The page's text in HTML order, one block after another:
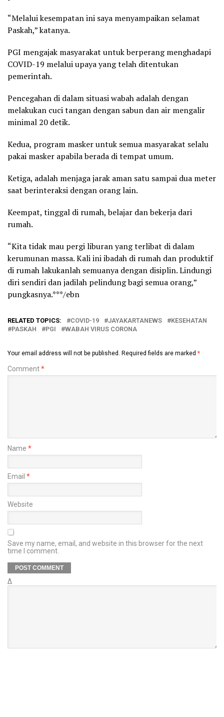
“Melalui kesempatan ini saya menyampaikan selamat
Paskah,” katanya.
PGI mengajak masyarakat untuk berperang menghadapi
COVID-19 melalui upaya yang telah ditentukan
pemerintah.
Pencegahan di dalam situasi wabah adalah dengan
melakukan cuci tangan dengan sabun dan air mengalir
minimal 20 detik.
Kedua, program masker untuk semua masyarakat selalu
pakai masker apabila berada di tempat umum.
Ketiga, adalah menjaga jarak aman satu sampai dua meter
saat berinteraksi dengan orang lain.
Keempat, tinggal di rumah, belajar dan bekerja dari
rumah.
“Kita tidak mau pergi liburan yang terlibat di dalam
kerumunan massa. Kali ini ibadah di rumah dan produktif
di rumah lakukanlah semuanya dengan disiplin. Lindungi
diri sendiri dan jadilah pelindung bagi semua orang,”
pungkasnya.***/ebn
RELATED TOPICS: COVID-19 JAYAKARTANEWS
KESEHATAN
PASKAH
PGI WABAH VIRUS CORONA
Your email address will not be published. Required fields are marked *
Comment*
Name *
Email *
Website
Save my name, email, and website in this browser for the next
time I comment.
Δ